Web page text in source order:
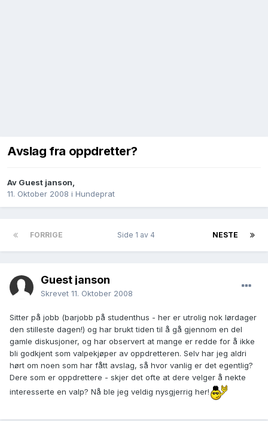
Avslag fra oppdretter?
Av Guest janson,
11. Oktober 2008 i Hundeprat
FORRIGE NESTE
Side 1 av 4
Guest janson
Skrevet 11. Oktober 2008
Sitter på jobb (barjobb på studenthus - her er utrolig nok lørdager
den stilleste dagen!) og har brukt tiden til å gå gjennom en del
gamle diskusjoner, og har observert at mange er redde for å ikke
bli godkjent som valpekjøper av oppdretteren. Selv har jeg aldri
hørt om noen som har fått avslag, så hvor vanlig er det egentlig?
Dere som er oppdrettere - skjer det ofte at dere velger å nekte
interesserte en valp? Nå ble jeg veldig nysgjerrig her!